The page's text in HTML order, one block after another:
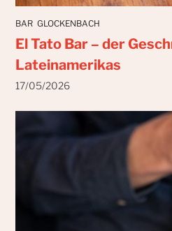
BAR GLOCKENBACH
El Tato Bar – der
Lateinamerikas
17/05/2026